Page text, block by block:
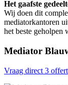
Het gaafste
Wij doen dit
mediatorkantoren
het beste geholpen
Mediator
Vraag direct 3